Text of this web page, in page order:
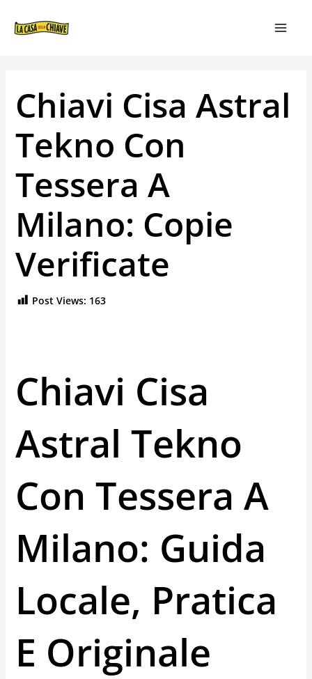
Chiavi Cisa Astral
Tekno Con
Tessera A
Milano: Copie
Verificate
Post Views: 163
Chiavi Cisa
Astral Tekno
Con Tessera A
Milano: Guida
Locale, Pratica
E Originale
ARTICOLI